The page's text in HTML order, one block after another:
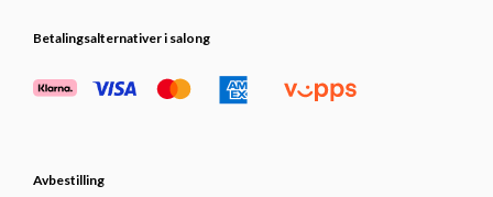
Betalingsalternativer i salong
Avbestilling